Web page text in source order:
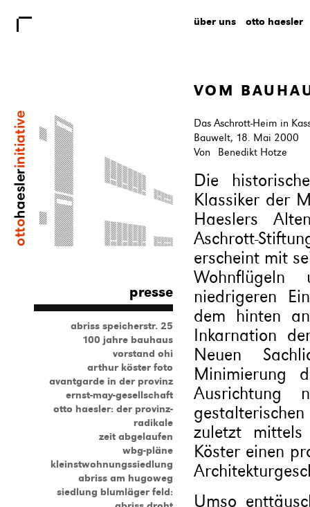
presse
abriss speicherstr. 25
100 jahre bauhaus
vorstand ohi
arthur köster foto
avantgarde in der provinz
ernst-may-gesellschaft
otto haesler: der provinz-
radikale
zeit abgelaufen
wbg-pläne
kleinstwohnungssiedlung
abriss am hugoweg
siedlung blumläger feld:
über uns otto haesler
VOM
Das Aschrott-Heim in
Bauwelt, 18. Mai 2000
Von
Benedikt Hotze
Die
Klassiker der
Haeslers
Aschrott-
erscheint mit
Wohnflügeln
niedrigeren
dem hinten
Inkarnation
Neuen
Minimierung
zuletzt
Köster einen
Umso